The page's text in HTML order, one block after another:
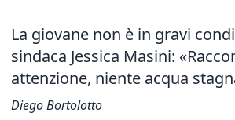
La giovane non è in gravi
sindaca Jessica Masini:
attenzione, niente acqua
Diego Bortolotto